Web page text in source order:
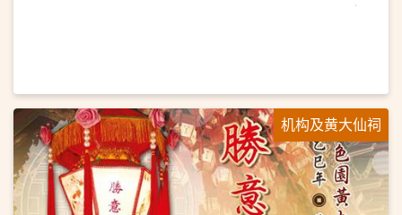
机构及黄大仙祠